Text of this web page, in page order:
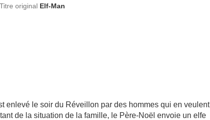
Titre original Elf-Man
enlevé le soir du Réveillon par des hommes qui en veulent
de la situation de la famille, le Père-Noël envoie un elfe